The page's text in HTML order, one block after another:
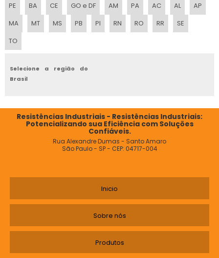
PE
BA CE GO e DF AM PA AC AL
AP
MA
MT MS PB PI RN RO RR
SE
TO
Selecione a região do
Brasil
Resistências Industriais - Resistências Industriais:
Potencializando sua Eficiência com Soluções
Confiáveis.
Rua Alexandre Dumas - Santo Amaro
São Paulo - SP - CEP: 04717-004
Inicio
Sobre nós
Produtos